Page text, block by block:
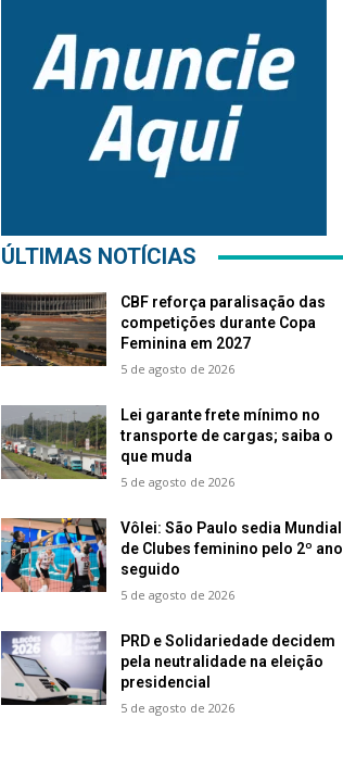
ÚLTIMAS NOTÍCIAS
CBF reforça paralisação das
competições durante Copa
Feminina em 2027
5 de agosto de 2026
Lei garante frete mínimo no
transporte de cargas; saiba o
que muda
5 de agosto de 2026
Vôlei: São Paulo sedia Mundial
de Clubes feminino pelo 2º ano
seguido
5 de agosto de 2026
PRD e Solidariedade decidem
pela neutralidade na eleição
presidencial
5 de agosto de 2026